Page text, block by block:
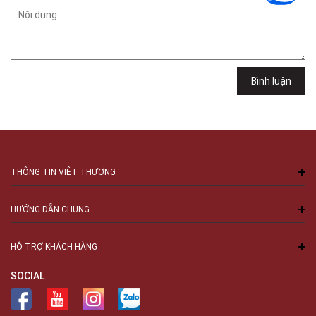
Cầu Giấy, Hà Nội , Cầu Giấy , Hà Nội
Bình luận
THÔNG TIN VIỆT THƯƠNG
HƯỚNG DẪN CHUNG
HỖ TRỢ KHÁCH HÀNG
SOCIAL